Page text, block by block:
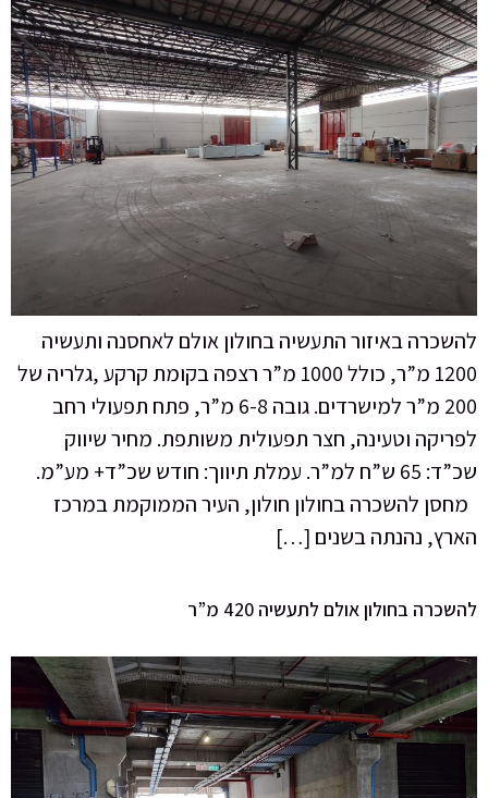
להשכרה באיזור התעשיה בחולון אולם לאחסנה ותעשיה
1200 מ”ר, כולל 1000 מ”ר רצפה בקומת קרקע ,גלריה של
200 מ”ר למישרדים. גובה 6-8 מ”ר, פתח תפעולי רחב
לפריקה וטעינה, חצר תפעולית משותפת. מחיר שיווק
שכ”ד: 65 ש”ח למ”ר. עמלת תיווך: חודש שכ”ד+ מע”מ.
מחסן להשכרה בחולון חולון, העיר הממוקמת במרכז
הארץ, נהנתה בשנים […]
להשכרה בחולון אולם לתעשיה 420 מ”ר